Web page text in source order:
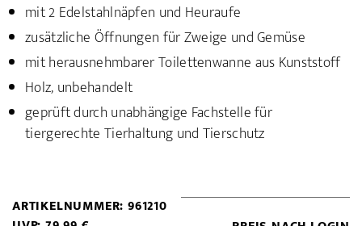
mit 2 Edelstahlnäpfen und Heuraufe
zusätzliche Öffnungen für Zweige und Gemüse
mit herausnehmbarer Toilettenwanne aus Kunststoff
Holz, unbehandelt
geprüft durch unabhängige Fachstelle für
tiergerechte Tierhaltung und Tierschutz
ARTIKELNUMMER: 961210